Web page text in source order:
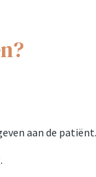
aan de patiënt.